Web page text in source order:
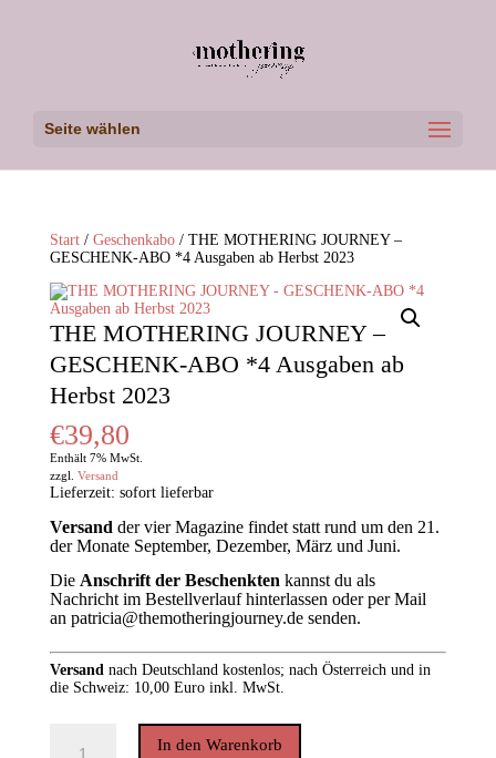
Seite wählen
Start/ Geschenkabo/ THE MOTHERING JOURNEY –
GESCHENK-ABO *4 Ausgaben ab Herbst 2023
THE MOTHERING JOURNEY –
GESCHENK-ABO *4 Ausgaben ab
Herbst 2023
€39,80
Enthält 7% MwSt.
zzgl. Versand
Lieferzeit: sofort lieferbar
Versand der vier Magazine findet statt rund um den 21.
der Monate September, Dezember, März und Juni.
Die Anschrift der Beschenkten kannst du als
Nachricht im Bestellverlauf hinterlassen oder per Mail
an patricia@themotheringjourney.de senden.
Versand nach Deutschland kostenlos; nach Österreich und in
die Schweiz: 10,00 Euro inkl. MwSt.
MOTHERING
In den Warenkorb